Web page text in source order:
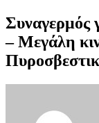
Συναγερμός
– Μεγάλη